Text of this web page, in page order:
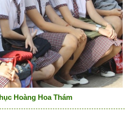
Hoàng Hoa Thám